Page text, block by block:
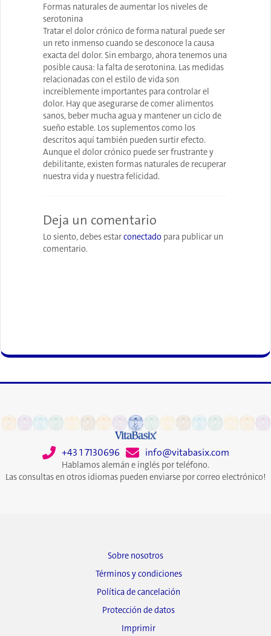
Formas naturales de aumentar los niveles de
serotonina
Tratar el dolor crónico de forma natural puede ser
un reto inmenso cuando se desconoce la causa
exacta del dolor. Sin embargo, ahora tenemos una
posible causa: la falta de serotonina. Las medidas
relacionadas con el estilo de vida son
increíblemente importantes para controlar el
dolor. Hay que asegurarse de comer alimentos
sanos, beber mucha agua y mantener un ciclo de
sueño estable. Los suplementos como los
descritos aquí también pueden surtir efecto.
Aunque el dolor crónico puede ser frustrante y
debilitante, existen formas naturales de recuperar
nuestra vida y nuestra felicidad.
Deja un comentario
Lo siento, debes estarconectado para publicar un
comentario.
+43 1 7130696 info@vitabasix.com
Hablamos alemán e inglés por teléfono.
Las consultas en otros idiomas pueden enviarse por correo electrónico!
Sobre nosotros
Términos y condiciones
Política de cancelación
Protección de datos
Imprimir